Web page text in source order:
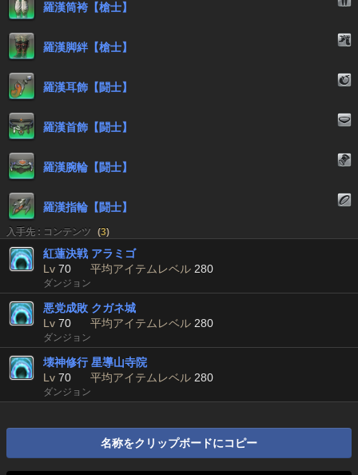
羅漢筒袴【槍士】
羅漢脚絆【槍士】
羅漢耳飾【闘士】
羅漢首飾【闘士】
羅漢腕輪【闘士】
羅漢指輪【闘士】
入手先 : コンテンツ (3)
紅蓮決戦 アラミゴ
Lv 70 平均アイテムレベル 280
ダンジョン
悪党成敗 クガネ城
Lv 70 平均アイテムレベル 280
ダンジョン
壊神修行 星導山寺院
Lv 70 平均アイテムレベル 280
ダンジョン
名称をクリップボードにコピー